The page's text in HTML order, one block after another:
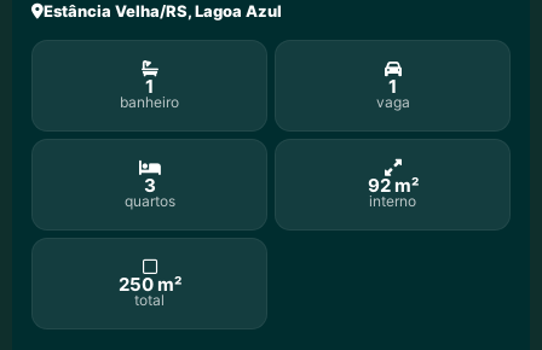
Estância Velha/RS, Lagoa Azul
1
banheiro
1
vaga
3
quartos
92 m²
interno
250 m²
total